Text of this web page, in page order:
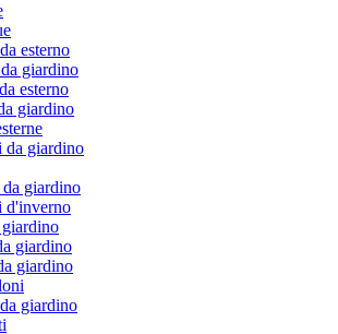
esterno
giardino
esterno
giardino
da giardino
giardino
d'inverno
giardino
giardino
giardino